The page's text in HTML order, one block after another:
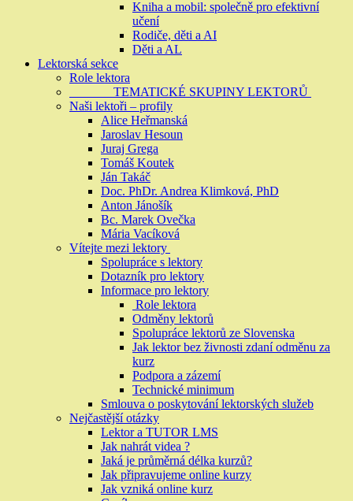
Kniha a mobil: společně pro efektivní
učení
Rodiče, děti a AI
Děti a AL
Lektorská sekce
Role lektora
TEMATICKÉ SKUPINY LEKTORŮ
Naši lektoři – profily
Alice Heřmanská
Jaroslav Hesoun
Juraj Grega
Tomáš Koutek
Ján Takáč
Doc. PhDr. Andrea Klimková, PhD
Anton Jánošík
Bc. Marek Ovečka
Mária Vacíková
Vítejte mezi lektory
Spolupráce s lektory
Dotazník pro lektory
Informace pro lektory
Role lektora
Odměny lektorů
Spolupráce lektorů ze Slovenska
Jak lektor bez živnosti zdaní odměnu za
kurz
Podpora a zázemí
Technické minimum
Smlouva o poskytování lektorských služeb
Nejčastější otázky
Lektor a TUTOR LMS
Jak nahrát videa ?
Jaká je průměrná délka kurzů?
Jak připravujeme online kurzy
Jak vzniká online kurz